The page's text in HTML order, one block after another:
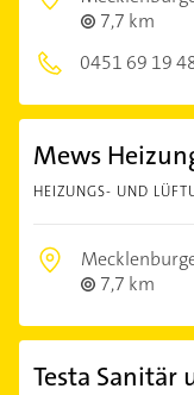
7,7 km
0451 69 19
Mews
HEIZUNGS- UND
7,7 km
Testa Sanitär